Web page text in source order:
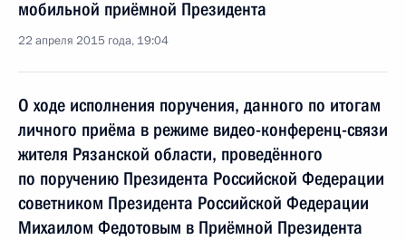
мобильной приёмной Президента
22 апреля 2015 года, 19:04
О ходе исполнения поручения, данного по итогам
личного приёма в режиме видео-конференц-связи
жителя Рязанской области, проведённого
по поручению Президента Российской Федерации
советником Президента Российской Федерации
Михаилом Федотовым в Приёмной Президента